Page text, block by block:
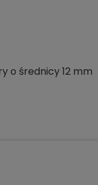
o średnicy 12 mm